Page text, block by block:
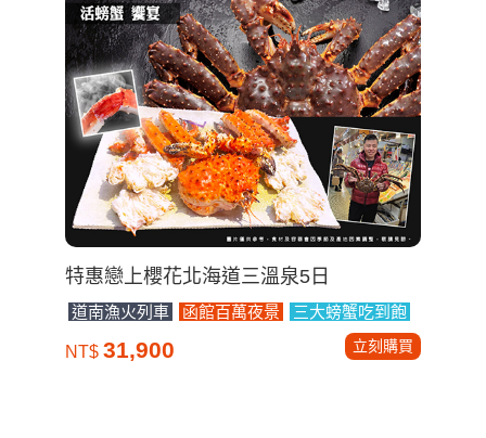
特惠戀上櫻花北海道三溫泉5日
道南漁火列車 函館百萬夜景 三大螃蟹吃到飽
NT$31,900 立刻購買
【米其林三星景點.賞楓5日】高尾山.長瀞
遊船.昭和紀念公園.月之石紅葉公園.銀杏
大道.秩父神社.三大螃蟹饗宴